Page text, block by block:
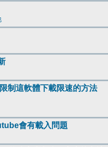
制這軟體下載限速的方法
會有載入問題